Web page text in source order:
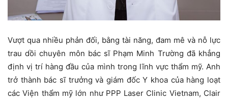
Vượt qua nhiều phản đối, bằng tài năng, đam mê và nỗ lực
trau dồi chuyên môn bác sĩ Phạm Minh Trường đã khẳng
định vị trí hàng đầu của mình trong lĩnh vực thẩm mỹ. Anh
trở thành bác sĩ trưởng và giám đốc Y khoa của hàng loạt
các Viện thẩm mỹ lớn như PPP Laser Clinic Vietnam, Clair